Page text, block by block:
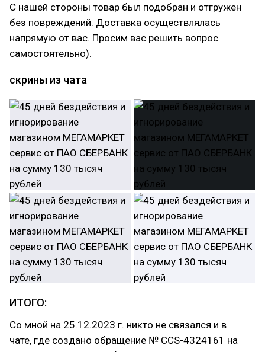
С нашей стороны товар был подобран и отгружен
без повреждений. Доставка осуществлялась
напрямую от вас. Просим вас решить вопрос
самостоятельно).
скрины из чата
ИТОГО:
Со мной на 25.12.2023 г. никто не связался и в
чате, где создано обращение № CCS-4324161 на